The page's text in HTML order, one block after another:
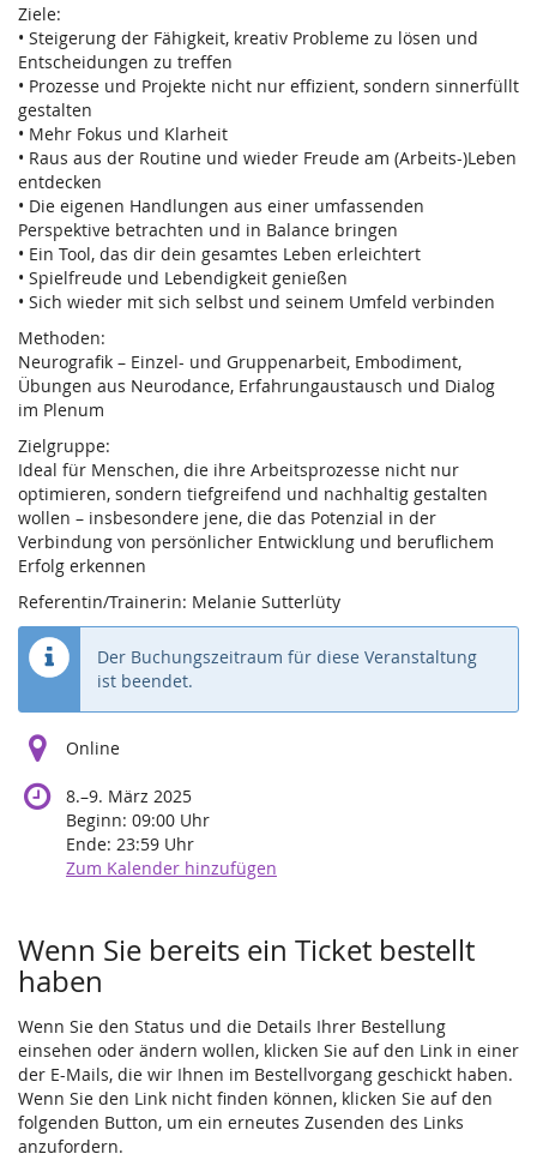
Ziele:
• Steigerung der Fähigkeit, kreativ Probleme zu lösen und
Entscheidungen zu treffen
• Prozesse und Projekte nicht nur effizient, sondern sinnerfüllt
gestalten
• Mehr Fokus und Klarheit
• Raus aus der Routine und wieder Freude am (Arbeits-)Leben
entdecken
• Die eigenen Handlungen aus einer umfassenden
Perspektive betrachten und in Balance bringen
• Ein Tool, das dir dein gesamtes Leben erleichtert
• Spielfreude und Lebendigkeit genießen
• Sich wieder mit sich selbst und seinem Umfeld verbinden
Methoden:
Neurografik – Einzel- und Gruppenarbeit, Embodiment,
Übungen aus Neurodance, Erfahrungaustausch und Dialog
im Plenum
Zielgruppe:
Ideal für Menschen, die ihre Arbeitsprozesse nicht nur
optimieren, sondern tiefgreifend und nachhaltig gestalten
wollen – insbesondere jene, die das Potenzial in der
Verbindung von persönlicher Entwicklung und beruflichem
Erfolg erkennen
Referentin/Trainerin: Melanie Sutterlüty
Der Buchungszeitraum für diese Veranstaltung
ist beendet.
Online
8.–bis
9. März 2025
Beginn: 09:00 Uhr
Ende: 23:59 Uhr
Zum Kalender hinzufügen
Wenn Sie bereits ein Ticket bestellt
haben
Wenn Sie den Status und die Details Ihrer Bestellung
einsehen oder ändern wollen, klicken Sie auf den Link in einer
der E-Mails, die wir Ihnen im Bestellvorgang geschickt haben.
Wenn Sie den Link nicht finden können, klicken Sie auf den
folgenden Button, um ein erneutes Zusenden des Links
anzufordern.